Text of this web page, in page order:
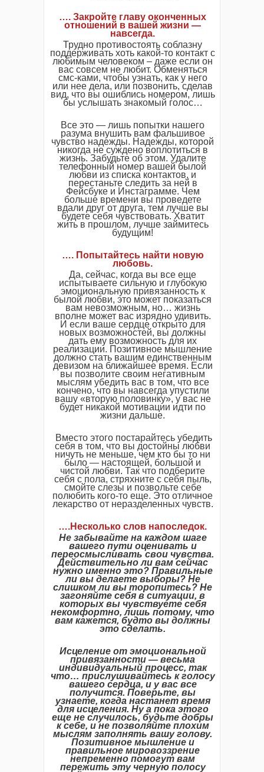
…. Закройте главу оконченных
отношений в вашей жизни —
навсегда.
Трудно противостоять соблазну
поддерживать хоть какой-то контакт с
любимым человеком – даже если он
вас совсем не любит. Обменяться
смс-ками, чтобы узнать, как у него
или нее дела, или позвонить, сделав
вид, что вы ошиблись номером, лишь
бы услышать знакомый голос…
Все это — лишь попытки нашего
разума внушить вам фальшивое
чувство надежды. Надежды, которой
никогда не суждено воплотиться в
жизнь. Забудьте об этом. Удалите
телефонный номер вашей былой
любви из списка контактов, и
перестаньте следить за ней в
Фейсбуке и Инстаграмме. Чем
больше времени вы проведете
вдали друг от друга, тем лучше вы
будете себя чувствовать. Хватит
жить в прошлом, лучше займитесь
будущим!
…. Попытайтесь найти новую
любовь.
Да, сейчас, когда вы все еще
испытываете сильную и глубокую
эмоциональную привязанность к
былой любви, это может показаться
вам невозможным, но… жизнь
вполне может вас изрядно удивить.
И если ваше сердце открыто для
новых возможностей, вы должны
дать ему возможность для их
реализации. Позитивное мышление
должно стать вашим единственным
девизом на ближайшее время. Если
вы позволите своим негативным
мыслям убедить вас в том, что все
кончено, что вы навсегда упустили
вашу «вторую половинку», у вас не
будет никакой мотивации идти по
жизни дальше.
Вместо этого постарайтесь убедить
себя в том, что вы достойны любви
ничуть не меньше, чем кто бы то ни
было — настоящей, большой и
чистой любви. Так что подберите
себя с пола, стряхните с себя пыль,
смойте слезы и позвольте себе
полюбить кого-то еще. Это отличное
лекарство от неразделенных чувств.
….Несколько слов напоследок.
Не забывайте на каждом шаге
вашего пути оценивать и
переосмысливать свои чувства.
Действительно ли вам сейчас
нужно именно это? Правильные
ли вы делаете выборы? Не
слишком ли вы торопитесь? Не
загоняйте себя в ситуации, в
которых вы чувствуете себя
некомфортно, лишь потому, что
вам кажется, будто вы должны
это сделать.
Исцеление от эмоциональной
привязанности — весьма
индивидуальный процесс, так
что… прислушивайтесь к голосу
вашего сердца, и у вас все
получится. Поверьте, вы
узнаете, когда настанет время
для исцеления. Ну а пока этого
еще не случилось, будьте добры
к себе, и не позволяйте плохим
мыслям заполнять вашу голову.
Позитивное мышление и
правильное мировоззрение
непременно помогут вам
пережить эту черную полосу